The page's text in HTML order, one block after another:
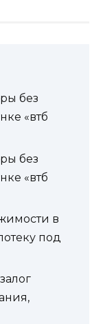
без
«втб
без
«втб
в
под